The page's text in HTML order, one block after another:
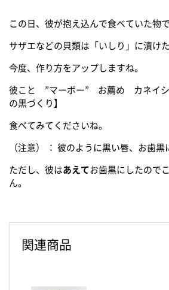
この日、彼が抱え込んで食べていた物で
サザエなどの貝類は「いしり」に漬け
今度、作り方をアップしますね。
彼こと ”マーボー” お薦め カネイ
の黒づくり】
食べてみてくださいね。
（注意） ： 彼のように黒い唇、お歯黒
ただし、彼はあえてお歯黒にしたので
ん。
関連商品